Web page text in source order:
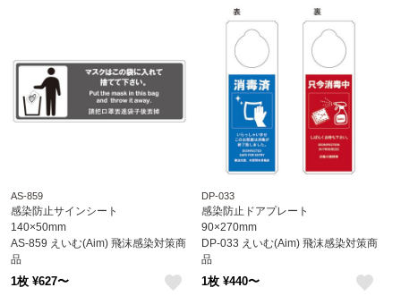
AS-859
感染防止サインシート
140×50mm
AS-859 えいむ(Aim) 飛沫感染対策商
品
1枚 ¥627〜
DP-033
感染防止ドアプレート
90×270mm
DP-033 えいむ(Aim) 飛沫感染対策商
品
1枚 ¥440〜